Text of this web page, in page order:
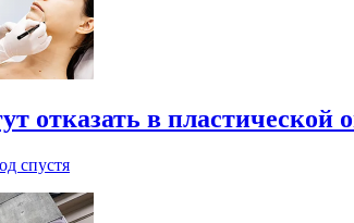
отказать в пластической
спустя